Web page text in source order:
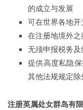
的成立与发展
可在世界各地
在注册地境外
无须申报税务
提供高度私隐
其他法规规定除
注册英属处女群岛有